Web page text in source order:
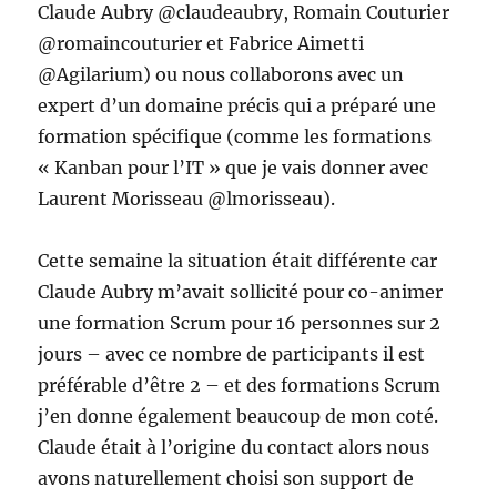
Claude Aubry @claudeaubry, Romain Couturier
@romaincouturier et Fabrice Aimetti
@Agilarium) ou nous collaborons avec un
expert d’un domaine précis qui a préparé une
formation spécifique (comme les formations
« Kanban pour l’IT » que je vais donner avec
Laurent Morisseau @lmorisseau).
Cette semaine la situation était différente car
Claude Aubry m’avait sollicité pour co-animer
une formation Scrum pour 16 personnes sur 2
jours – avec ce nombre de participants il est
préférable d’être 2 – et des formations Scrum
j’en donne également beaucoup de mon coté.
Claude était à l’origine du contact alors nous
avons naturellement choisi son support de